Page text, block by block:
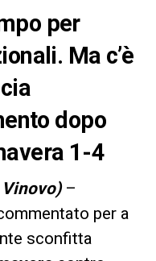
per
Ma c’è
dopo
1-4
–
per a
sconfitta